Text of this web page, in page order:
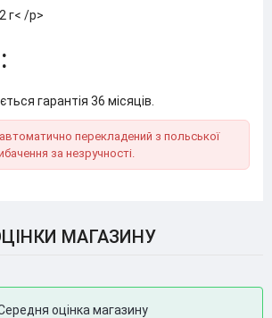
г< /p>
гарантія 36 місяців.
перекладений з польської
за незручності.
МАГАЗИНУ
оцінка магазину